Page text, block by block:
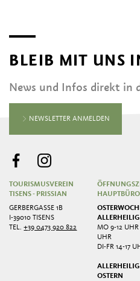
BLEIB MIT UNS
News und Infos direkt in
NEWSLETTER ANMELDEN
TOURISMUSVEREIN
TISENS - PRISSIAN
GERBERGASSE 1B
I-39010 TISENS
TEL.+39 0473 920 822
MO 9-12 UHR
UHR
DI-FR 14-17
OSTERN